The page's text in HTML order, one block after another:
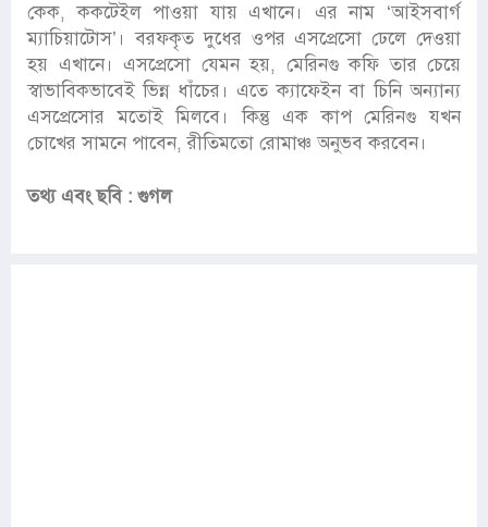
কেক, ককটেইল পাওয়া যায় এখানে। এর নাম ‘আইসবার্গ
ম্যাচিয়াটোস’। বরফকৃত দুধের ওপর এসপ্রেসো ঢেলে দেওয়া
হয় এখানে। এসপ্রেসো যেমন হয়, মেরিনগু কফি তার চেয়ে
স্বাভাবিকভাবেই ভিন্ন ধাঁচের। এতে ক্যাফেইন বা চিনি অন্যান্য
এসপ্রেসোর মতোই মিলবে। কিন্তু এক কাপ মেরিনগু যখন
চোখের সামনে পাবেন, রীতিমতো রোমাঞ্চ অনুভব করবেন।
তথ্য এবং ছবি : গুগল